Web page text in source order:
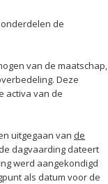
de
van de maatschap,
Deze
activa van de
uitgegaan van de
dagvaarding dateert
werd aangekondigd
als datum voor de